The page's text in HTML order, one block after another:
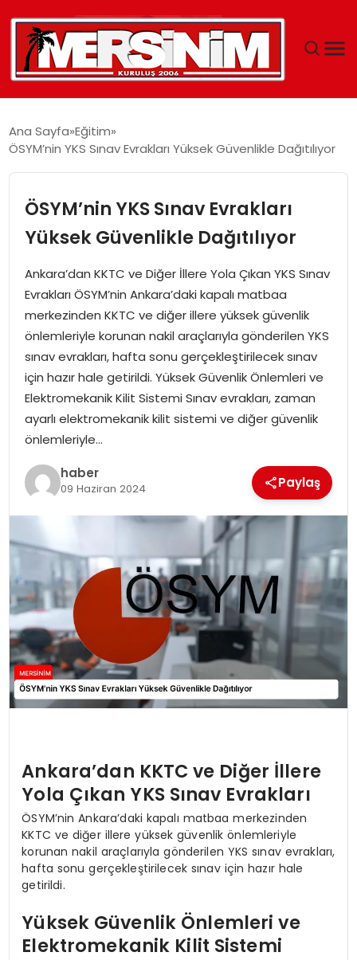
GÜNCEL
SAĞLIK
EĞITIM
SPOR
EKONOMI
MAGAZIN
DÜNYA
OTOMOBIL
Ana Sayfa Eğitim
ÖSYM’nin YKS Sınav Evrakları Yüksek Güvenlikle Dağıtılıyor
ÖSYM’nin YKS Sınav Evrakları
Yüksek Güvenlikle Dağıtılıyor
Ankara’dan KKTC ve Diğer İllere Yola Çıkan YKS Sınav
Evrakları ÖSYM’nin Ankara’daki kapalı matbaa
merkezinden KKTC ve diğer illere yüksek güvenlik
önlemleriyle korunan nakil araçlarıyla gönderilen YKS
sınav evrakları, hafta sonu gerçekleştirilecek sınav
için hazır hale getirildi. Yüksek Güvenlik Önlemleri ve
Elektromekanik Kilit Sistemi Sınav evrakları, zaman
ayarlı elektromekanik kilit sistemi ve diğer güvenlik
önlemleriyle…
haber
09 Haziran 2024 Paylaş
Ankara’dan KKTC ve Diğer İllere
Yola Çıkan YKS Sınav Evrakları
ÖSYM’nin Ankara’daki kapalı matbaa merkezinden
KKTC ve diğer illere yüksek güvenlik önlemleriyle
korunan nakil araçlarıyla gönderilen YKS sınav evrakları,
hafta sonu gerçekleştirilecek sınav için hazır hale
getirildi.
Yüksek Güvenlik Önlemleri ve
Elektromekanik Kilit Sistemi